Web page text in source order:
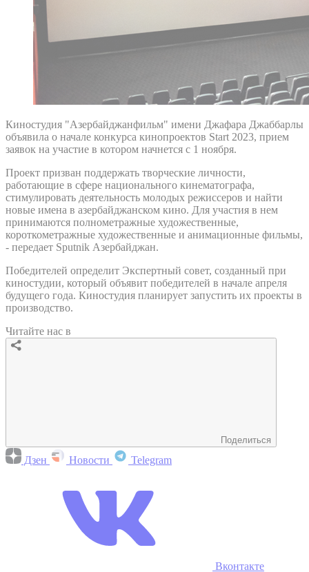
Киностудия "Азербайджанфильм" имени Джафара Джаббарлы
объявила о начале конкурса кинопроектов Start 2023, прием
заявок на участие в котором начнется с 1 ноября.
Проект призван поддержать творческие личности,
работающие в сфере национального кинематографа,
стимулировать деятельность молодых режиссеров и найти
новые имена в азербайджанском кино. Для участия в нем
принимаются полнометражные художественные,
короткометражные художественные и анимационные фильмы,
- передает Sputnik Азербайджан.
Победителей определит Экспертный совет, созданный при
киностудии, который объявит победителей в начале апреля
будущего года. Киностудия планирует запустить их проекты в
производство.
Читайте нас в
Поделиться
Дзен Новости Telegram
Вконтакте